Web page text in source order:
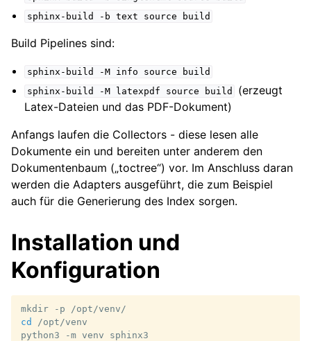
sphinx-build
-b text source build
Build Pipelines sind:
sphinx-build -M info source
build
sphinx-build
-M latexpdf source build
(erzeugt
Latex-Dateien und das PDF-Dokument)
Anfangs laufen die Collectors - diese lesen alle
Dokumente ein und bereiten unter anderem den
Dokumentenbaum („toctree“) vor. Im Anschluss daran
werden die Adapters ausgeführt, die zum Beispiel
auch für die Generierung des Index sorgen.
Installation und
Konfiguration
mkdir -p
cd
/opt/venv
python3
-m venv